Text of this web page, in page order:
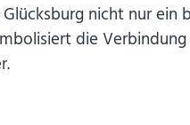
nicht nur
die